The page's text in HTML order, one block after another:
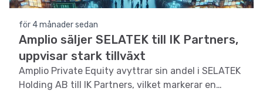
för 4 månader sedan
Amplio säljer SELATEK till IK Partners,
uppvisar stark tillväxt
Amplio Private Equity avyttrar sin andel i SELATEK
Holding AB till IK Partners, vilket markerar en